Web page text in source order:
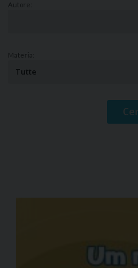
Autore:
Materia: